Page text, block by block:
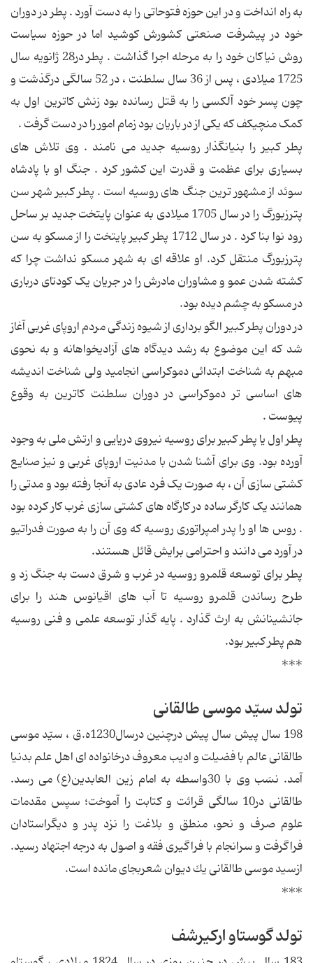
به راه انداخت و در این حوزه فتوحاتی را به دست آورد . پطر در دوران
خود در پیشرفت صنعتی کشورش کوشید اما در حوزه سیاست
روش نیاکان خود را به مرحله اجرا گذاشت . پطر در28 ژانویه سال
1725 میلادی ، پس از 36 سال سلطنت ، در 52 سالگی درگذشت و
چون پسر خود آلکسی را به قتل رسانده بود زنش کاترین اول به
کمک منچیکف که یکی از در باریان بود زمام امور را در دست گرفت .
پطر کبیر را بنیانگذار روسیه جدید می نامند . وی تلاش های
بسیاری برای عظمت و قدرت این کشور کرد . جنگ او با پادشاه
سوئد از مشهور ترین جنگ های روسیه است . پطر کبیر شهر سن
‎پترزبورگ را در سال 1705 میلادی به عنوان پایتخت جدید بر ساحل
رود نوا بنا کرد . در سال 1712 پطر کبیر پایتخت را از مسکو به سن
‎پترزبورگ منتقل کرد. او علاقه ای به شهر مسکو نداشت چرا که
کشته شدن عمو و مشاوران مادرش را در جریان یک کودتای درباری
در مسکو به چشم دیده بود.
در دوران پطر کبیر الگو برداری از شیوه زندگی مردم اروپای غربی آغاز
شد که این موضوع به رشد دیدگاه های آزادیخواهانه و به نحوی
مبهم به شناخت ابتدائی دموکراسی انجامید ولی شناخت اندیشه
های اساسی تر دموکراسی در دوران سلطنت کاترین به وقوع
پیوست .
پطر اول یا پطر کبیر برای روسیه نیروی دریایی و ارتش ملی به وجود
آورده بود. وی برای آشنا شدن با مدنیت اروپای غربی و نیز صنایع
کشتی سازی آن ، به صورت یک فرد عادی به آنجا رفته بود و مدتی را
همانند یک کارگر ساده در کارگاه های کشتی سازی غرب کار کرده بود
. روس ها او را پدر امپراتوری روسیه که وی آن را به صورت فدراتیو
در آورد می دانند و احترامی برایش قائل هستند.
پطر برای توسعه قلمرو روسیه در غرب و شرق دست به جنگ زد و
طرح رساندن قلمرو روسیه تا آب های اقیانوس هند را برای
جانشینانش به ارث گذارد . پایه گذار توسعه علمی و فنی روسیه
هم پطر کبیر بود.
***
تولد سیّد موسی طالقانی
198 سال پیش سال پیش درچنین درسال1230ه.ق ، سیّد موسی
طالقانی عالم با فضیلت و ادیب معروف درخانواده ای اهل علم بدنیا
آمد. نسَب وی با 30واسطه به امام زین العابدین(ع) می رسد.
طالقانی در10 سالگی قرائت و كتابت را آموخت؛ سپس مقدمات
علوم صرف و نحو، منطق و بلاغت را نزد پدر و دیگراستادان
فراگرفت و سرانجام با فراگیری فقه و اصول به درجه اجتهاد رسید.
ازسید موسی طالقانی یك دیوان شعربجای مانده است.
***
تولد گوستاو ارکیرشف